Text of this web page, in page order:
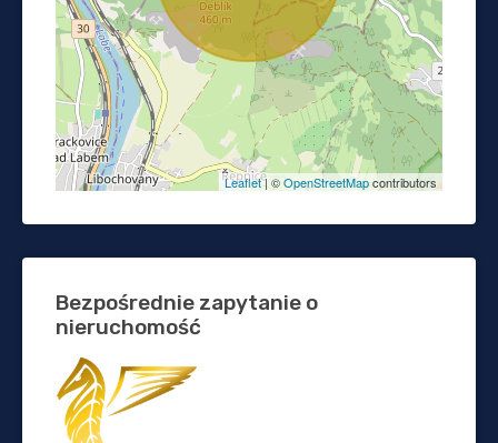
Leaflet| ©OpenStreetMapcontributors
Bezpośrednie zapytanie o
nieruchomość